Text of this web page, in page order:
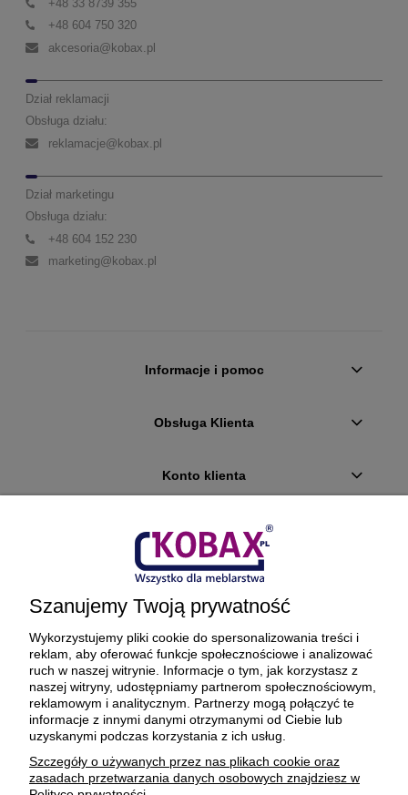
+48 33 8739 355
+48 604 750 320
akcesoria@kobax.pl
Dział reklamacji
Obsługa działu:
reklamacje@kobax.pl
Dział marketingu
Obsługa działu:
+48 604 152 230
marketing@kobax.pl
Informacje i pomoc
Obsługa Klienta
Konto klienta
Płatności i dostawa
Ciekawostki
O firmie
BEZPIECZNE PŁATNOŚCI ORAZ DOSTAWA
Szanujemy Twoją prywatność
Wykorzystujemy pliki cookie do spersonalizowania treści i
reklam, aby oferować funkcje społecznościowe i analizować
ruch w naszej witrynie. Informacje o tym, jak korzystasz z
naszej witryny, udostępniamy partnerom społecznościowym,
reklamowym i analitycznym. Partnerzy mogą połączyć te
informacje z innymi danymi otrzymanymi od Ciebie lub
uzyskanymi podczas korzystania z ich usług.
Szczegóły o używanych przez nas plikach cookie oraz
zasadach przetwarzania danych osobowych znajdziesz w